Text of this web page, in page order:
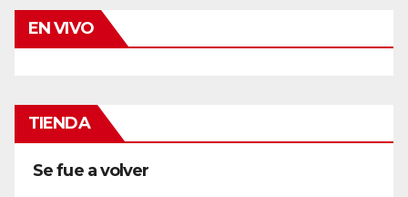
EN VIVO
TIENDA
Se fue a volver